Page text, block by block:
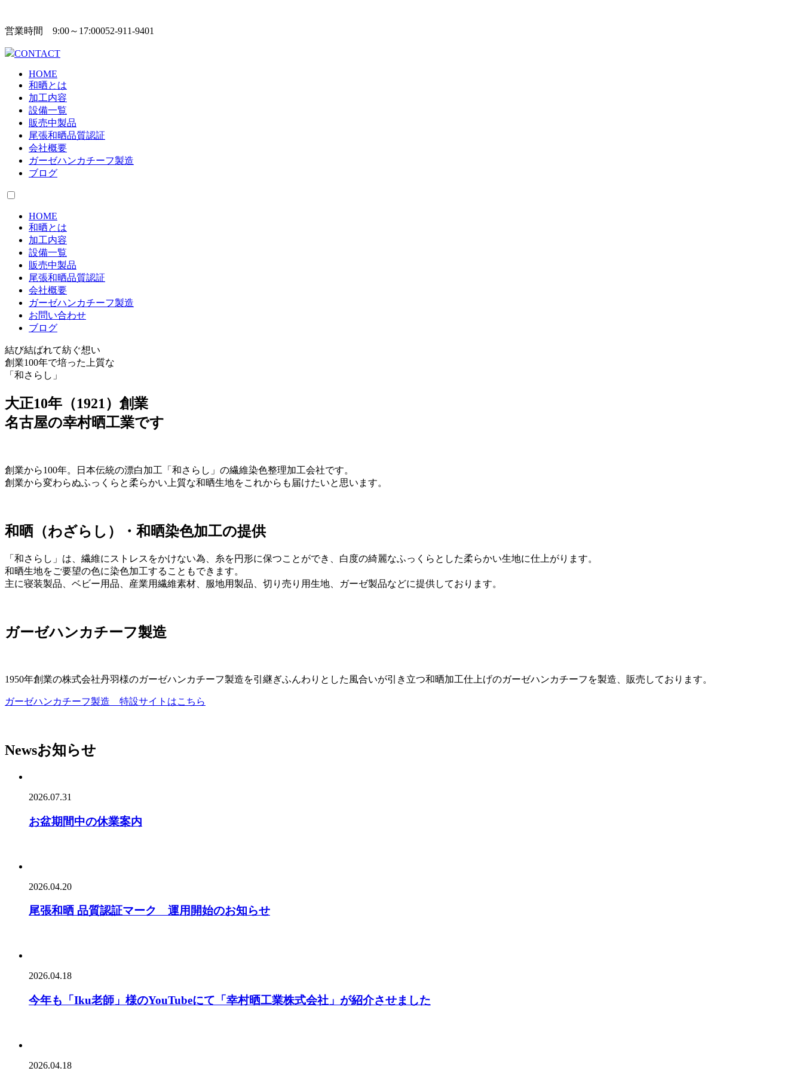
営業時間 9:00～17:00052-911-9401
CONTACT
HOME
和晒とは
加工内容
設備一覧
販売中製品
尾張和晒品質認証
会社概要
ガーゼハンカチーフ製造
ブログ
HOME
和晒とは
加工内容
設備一覧
販売中製品
尾張和晒品質認証
会社概要
ガーゼハンカチーフ製造
お問い合わせ
ブログ
結び結ばれて紡ぐ想い
創業100年で培った上質な
「和さらし」
大正10年（1921）創業
名古屋の幸村晒工業です
創業から100年。日本伝統の漂白加工「和さらし」の繊維染色整理加工会社です。
創業から変わらぬふっくらと柔らかい上質な和晒生地をこれからも届けたいと思います。
和晒（わざらし）・和晒染色加工の提供
「和さらし」は、繊維にストレスをかけない為、糸を円形に保つことができ、白度の綺麗なふっくらとした柔らかい生地に仕上がります。
和晒生地をご要望の色に染色加工することもできます。
主に寝装製品、ベビー用品、産業用繊維素材、服地用製品、切り売り用生地、ガーゼ製品などに提供しております。
ガーゼハンカチーフ製造
1950年創業の株式会社丹羽様のガーゼハンカチーフ製造を引継ぎふんわりとした風合いが引き立つ和晒加工仕上げのガーゼハンカチーフを製造、販売しております。
ガーゼハンカチーフ製造 特設サイトはこちら
Newsお知らせ
2026.07.31
お盆期間中の休業案内
2026.04.20
尾張和晒 品質認証マーク 運用開始のお知らせ
2026.04.18
今年も「Iku老師」様のYouTubeにて「幸村晒工業株式会社」が紹介させました
2026.04.18